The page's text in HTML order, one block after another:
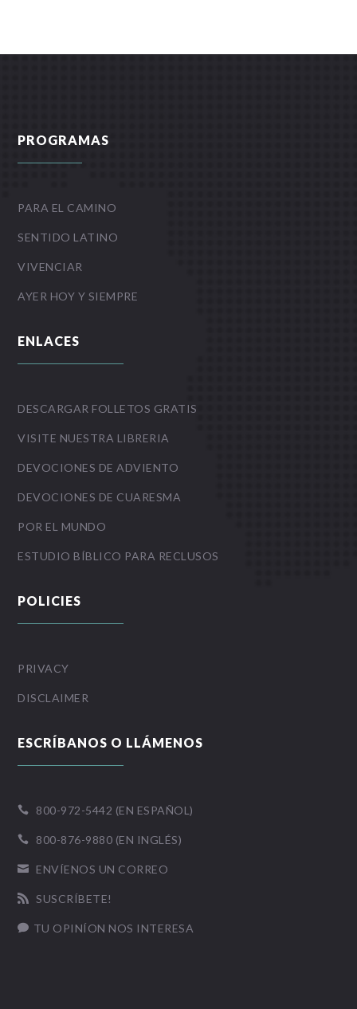
PROGRAMAS
PARA EL CAMINO
SENTIDO LATINO
VIVENCIAR
AYER HOY Y SIEMPRE
ENLACES
DESCARGAR FOLLETOS GRATIS
VISITE NUESTRA LIBRERIA
DEVOCIONES DE ADVIENTO
DEVOCIONES DE CUARESMA
POR EL MUNDO
ESTUDIO BÍBLICO PARA RECLUSOS
POLICIES
PRIVACY
DISCLAIMER
ESCRÍBANOS O LLÁMENOS
 800-972-5442 (EN ESPAÑOL)
 800-876-9880 (EN INGLÉS)
 ENVÍENOS UN CORREO
 SUSCRÍBETE!
 TU OPINÍON NOS INTERESA